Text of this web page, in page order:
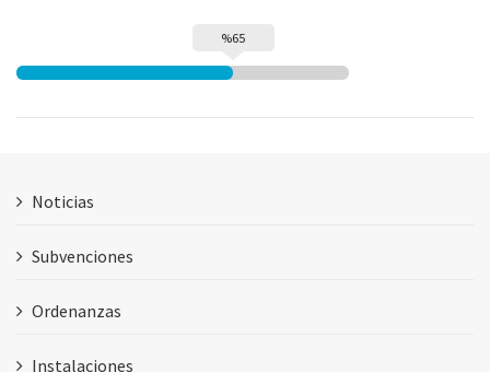
%65
Noticias
Subvenciones
Ordenanzas
Instalaciones